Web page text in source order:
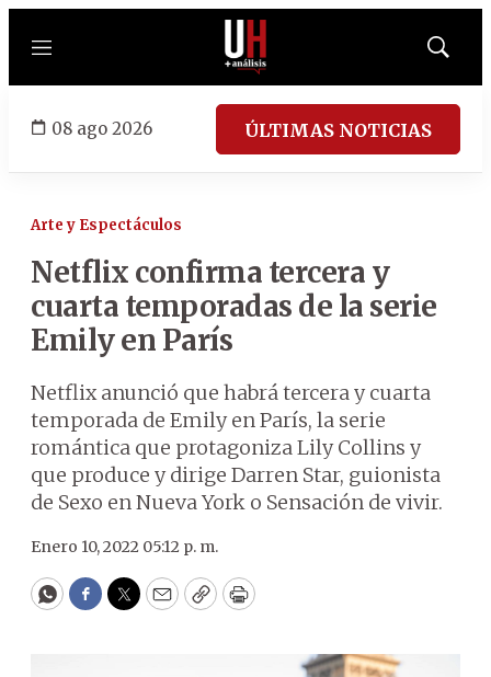
Menú
Mostrar
08 ago 2026 ÚLTIMAS NOTICIAS
Arte y Espectáculos
Netflix confirma tercera y
cuarta temporadas de la serie
Emily en París
Netflix anunció que habrá tercera y cuarta
temporada de Emily en París, la serie
romántica que protagoniza Lily Collins y
que produce y dirige Darren Star, guionista
de Sexo en Nueva York o Sensación de vivir.
Enero 10, 2022 05:12 p. m.
WhatsApp
Facebook
Twitter
EmailCopyPrint